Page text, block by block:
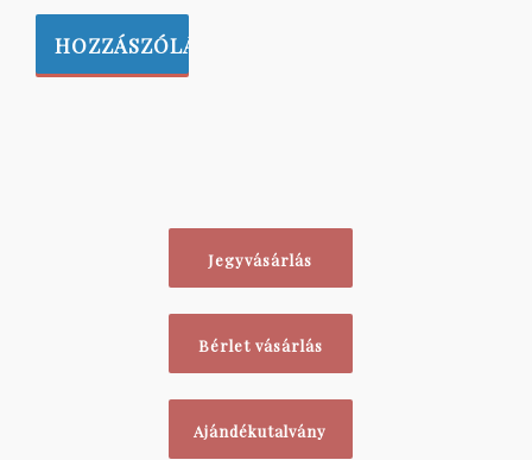
Jegyvásárlás
Bérlet vásárlás
Ajándékutalvány